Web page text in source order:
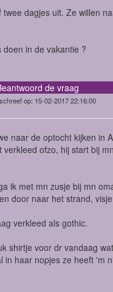
twee dagjes uit. Ze willen
doen in de vakantie ?
de vraag
schreef op: 15-02-2017 22:16:00
naar de optocht kijken in
verkleed ofzo, hij start bij
ik met mn zusje bij mn
door naar het strand,
verkleed als gothic.
shirtje voor dr vandaag
in haar nopjes ze heeft 'm